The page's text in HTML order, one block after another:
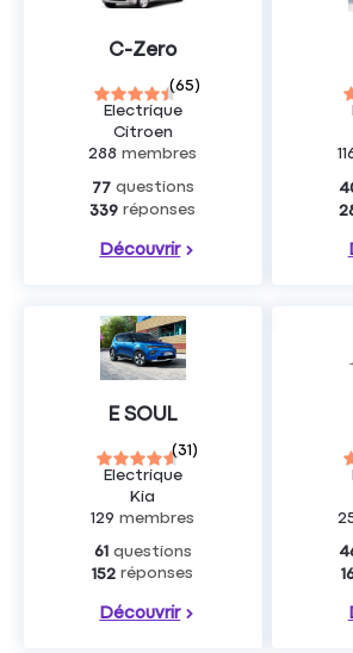
C-Zero
(65)
Electrique
Citroen
288 membres
77 questions
339 réponses
Découvrir
E SOUL
(31)
Electrique
Kia
129 membres
61 questions
152 réponses
Découvrir